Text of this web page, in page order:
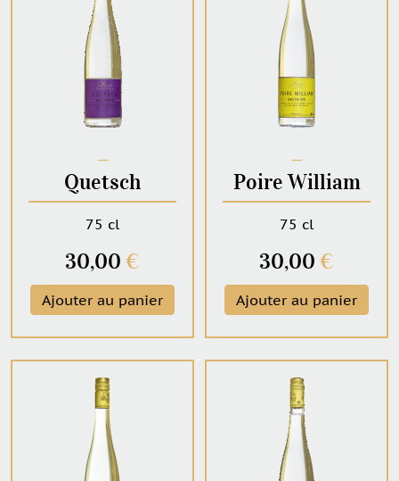
─
Quetsch
75 cl
30,00 €
Ajouter au panier
─
Poire William
75 cl
30,00 €
Ajouter au panier